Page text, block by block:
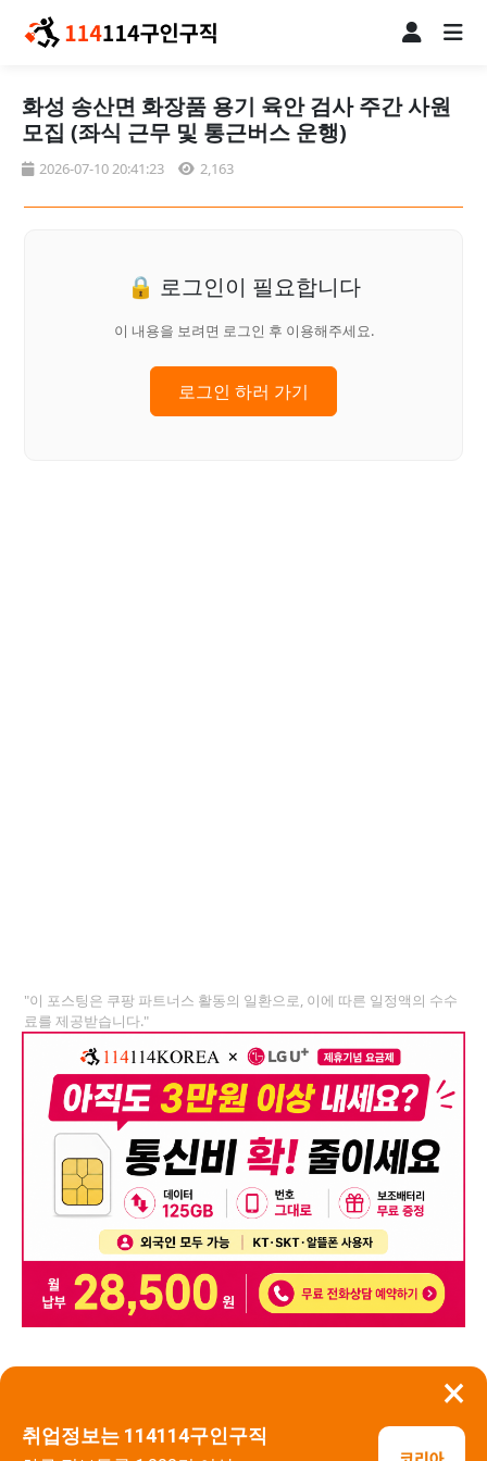
×
취업정보는 114114구인구직
화성 송산면 화장품 용기 육안 검사 주간 사원
모집 (좌식 근무 및 통근버스 운행)
2026-07-10 20:41:23 2,163
🔒 로그인이 필요합니다
이 내용을 보려면 로그인 후 이용해주세요.
로그인 하러 가기
"이 포스팅은 쿠팡 파트너스 활동의 일환으로, 이에 따른 일정액의 수수
료를 제공받습니다."